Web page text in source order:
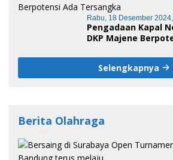
Rabu, 18 Desember
Pengadaan Kapal
DKP Majene
Selengkapnya
Berita Olahraga